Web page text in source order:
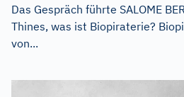
Das Gespräch führte SALOME
Thines, was ist Biopiraterie?
von...